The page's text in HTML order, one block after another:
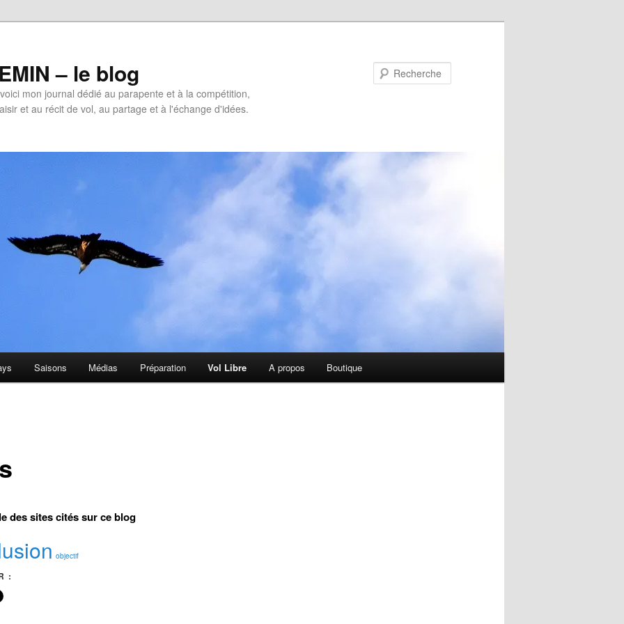
– le blog
mon journal dédié au parapente et à la compétition,
et au récit de vol, au partage et à l'échange d'idées.
Saisons Médias Préparation Vol Libre A propos Boutique
des sites cités sur ce blog
objectif
: